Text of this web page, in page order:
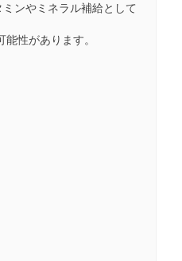
ンやミネラル補給として
性があります。